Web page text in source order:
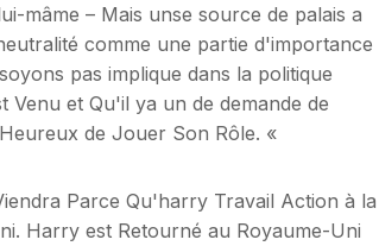
mâme – Mais unse source de palais a
comme une partie d'importance
pas implique dans la politique
et Qu'il ya un de demande de
de Jouer Son Rôle. «
Parce Qu'harry Travail Action à la
Harry est Retourné au Royaume-Uni